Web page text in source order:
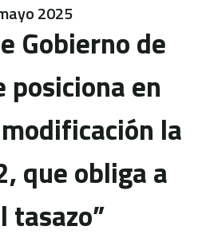
2025
Gobierno de
posiciona en
la
que obliga a
tasazo”